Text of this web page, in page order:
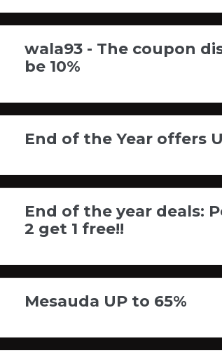
wala93 - The coupon
be 10%
End of the Year offers
End of the year deals:
2 get 1 free!!
Mesauda UP to 65%